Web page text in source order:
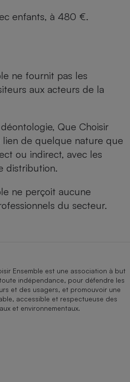
enfants, à 480 €.
ne fournit pas les
aux acteurs de la
Que Choisir
lien de quelque nature que
ou indirect, avec les
distribution.
ne perçoit aucune
du secteur.
Ensemble est une association à but
indépendance, pour défendre les
et des usagers, et promouvoir une
accessible et respectueuse des
et environnementaux.